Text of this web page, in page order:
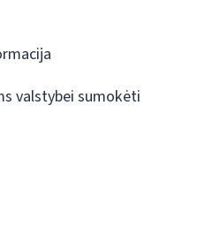
valstybei sumokėti